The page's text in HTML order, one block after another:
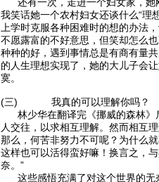
我笑话她一个农村妇女还谈什么“理
上学时克服各种困难时的想的办法
不愿露富的不好意思，但笑却怎么
种种的好，遇到事情总是有商有量
的人生理想实现了，她的大儿子会
寞。
(三) 我真的可以理解你吗？
林少华在翻译完《挪威的森林》
人交往，以求相互理解。然而相互
那么，何苦非努力不可呢？为什么
这样也可以活得蛮好嘛！换言之，
奈。”
这些感悟充满了对这个世界的无